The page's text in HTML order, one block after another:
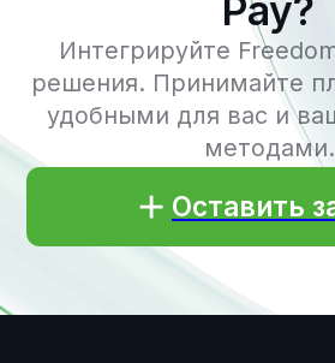
Адрес и контакты
Кыргызстан, г. Бишкек, 720001,
ул. Токтогула, 125/1, БЦ "Авангард",
Башня "Б", 7 этаж, офис 703
Время работы: 09:00 - 19:00 (GMT+6)
info@freedompay.kg
support@freedompay.kg
+996 755 112 211
Сообщить об обнаруженных
проблемах с безопасностью
is@freedompay.kg